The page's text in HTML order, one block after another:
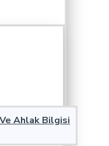
Ahlak Bilgisi